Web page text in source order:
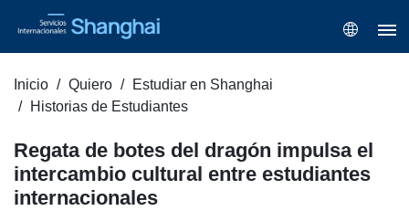
Inicio Quiero
Estudiar en Shanghai
Historias de Estudiantes
Regata de botes del dragón impulsa el
intercambio cultural entre estudiantes
internacionales